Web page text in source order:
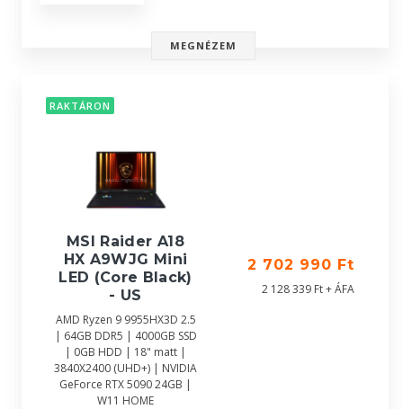
MEGNÉZEM
RAKTÁRON
MSI Raider A18
HX A9WJG Mini
LED (Core Black)
- US
AMD Ryzen 9 9955HX3D 2.5
| 64GB DDR5 | 4000GB SSD
| 0GB HDD | 18" matt |
3840X2400 (UHD+) | NVIDIA
GeForce RTX 5090 24GB |
W11 HOME
2 702 990 Ft
2 128 339 Ft + ÁFA